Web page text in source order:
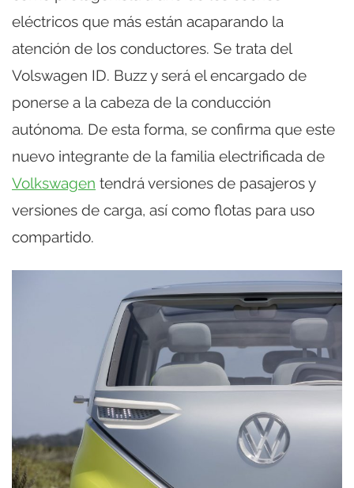
eléctricos que más están acaparando la
atención de los conductores. Se trata del
Volswagen ID. Buzz y será el encargado de
ponerse a la cabeza de la conducción
autónoma. De esta forma, se confirma que este
nuevo integrante de la familia electrificada de
Volkswagen tendrá versiones de pasajeros y
versiones de carga, así como flotas para uso
compartido.